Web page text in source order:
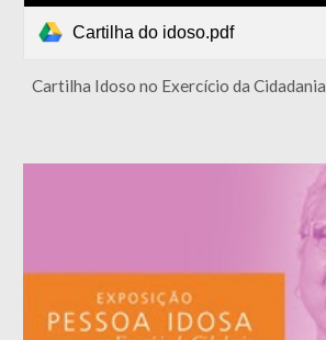
Cartilha do idoso.pdf
Cartilha Idoso no Exercício da Cidadania